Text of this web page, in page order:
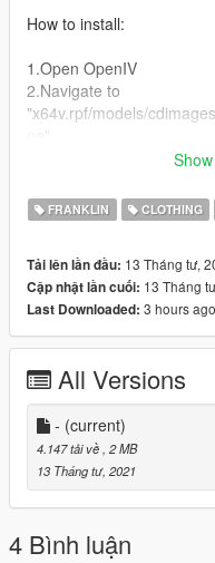
How to install:
1.Open OpenIV
2.Navigate to
"x64v.rpf/models/
5.Enjoy !!!
FRANKLIN CLOTHING
Tải lên lần đầu: 13 Tháng tư,
Cập nhật lần cuối: 13 Tháng
Last Downloaded: 3 hours ago
All Versions
- (current)
4.147 tải về , 2 MB
13 Tháng tư, 2021
4 Bình luận